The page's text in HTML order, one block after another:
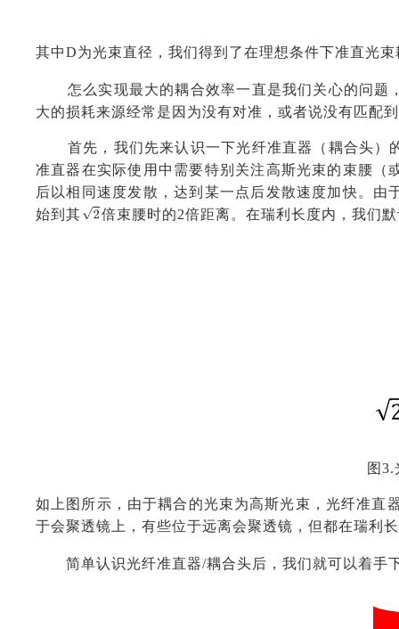
其中D为光束直径，我们得到了在理想条件下准直光
怎么实现最大的耦合效率一直是我们关心的问
大的损耗来源经常是因为没有对准，或者说没有匹配
首先，我们先来认识一下光纤准直器（耦合头
准直器在实际使用中需要特别关注高斯光束的束腰
后以相同速度发散，达到某一点后发散速度加快。
始到其
倍束腰时的2倍距离。在瑞利长度内，我们
图
如上图所示，由于耦合的光束为高斯光束，光纤准直
于会聚透镜上，有些位于远离会聚透镜，但都在瑞利
简单认识光纤准直器/耦合头后，我们就可以着手